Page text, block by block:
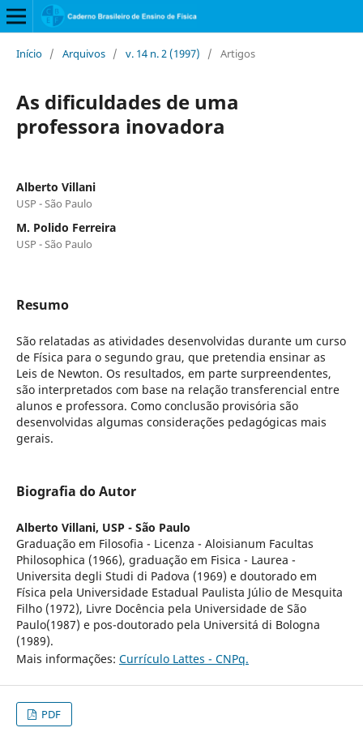
Início / Arquivos / v. 14 n. 2 (1997) / Artigos
As dificuldades de uma
professora inovadora
Alberto Villani
USP - São Paulo
M. Polido Ferreira
USP - São Paulo
Resumo
São relatadas as atividades desenvolvidas durante um curso
de Física para o segundo grau, que pretendia ensinar as
Leis de Newton. Os resultados, em parte surpreendentes,
são interpretados com base na relação transferencial entre
alunos e professora. Como conclusão provisória são
desenvolvidas algumas considerações pedagógicas mais
gerais.
Biografia do Autor
Alberto Villani, USP - São Paulo
Graduação em Filosofia - Licenza - Aloisianum Facultas
Philosophica (1966), graduação em Fisica - Laurea -
Universita degli Studi di Padova (1969) e doutorado em
Física pela Universidade Estadual Paulista Júlio de Mesquita
Filho (1972), Livre Docência pela Universidade de São
Paulo(1987) e pos-doutorado pela Universitá di Bologna
(1989).
Mais informações: Currículo Lattes - CNPq.
PDF